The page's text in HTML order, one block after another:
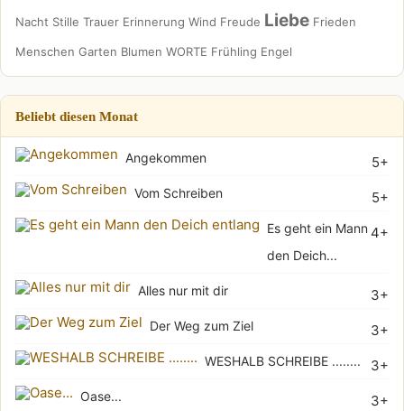
Nacht Stille Trauer Erinnerung Wind Freude Liebe Frieden
Menschen Garten Blumen WORTE Frühling Engel
Beliebt diesen Monat
5+
Angekommen
5+
Vom Schreiben
4+
Es geht ein Mann
den Deich...
3+
Alles nur mit dir
3+
Der Weg zum Ziel
3+
WESHALB SCHREIBE ........
3+
Oase...